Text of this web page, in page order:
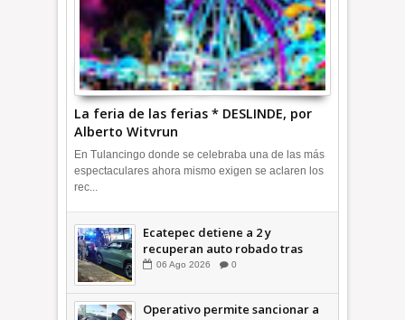
La feria de las ferias * DESLINDE, por
Alberto Witvrun
En Tulancingo donde se celebraba una de las más
espectaculares ahora mismo exigen se aclaren los
rec...
Ecatepec detiene a 2 y
recuperan auto robado tras
operativo con Tecámac +Video
06 Ago 2026 0
Operativo permite sancionar a